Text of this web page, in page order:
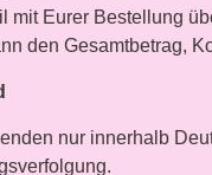
mit Eurer Bestellung
den Gesamtbetrag,
nur innerhalb